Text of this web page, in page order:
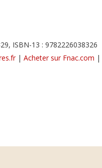
ISBN-13 : 9782226038326
| Acheter sur Fnac.com |